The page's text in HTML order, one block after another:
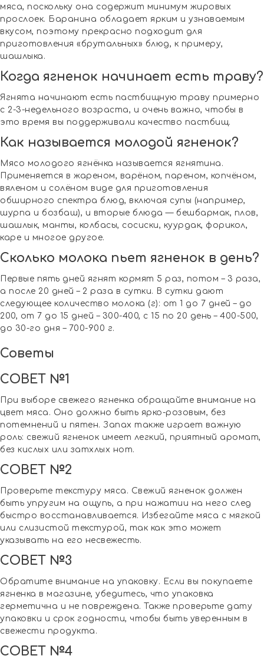
мяса, поскольку она содержит минимум жировых
прослоек. Баранина обладает ярким и узнаваемым
вкусом, поэтому прекрасно подходит для
приготовления «брутальных» блюд, к примеру,
шашлыка.
Когда ягненок начинает есть траву?
Ягнята начинают есть пастбищную траву примерно
с 2-3-недельного возраста, и очень важно, чтобы в
это время вы поддерживали качество пастбищ.
Как называется молодой ягненок?
Мясо молодого ягнёнка называется ягнятина.
Применяется в жареном, варёном, пареном, копчёном,
вяленом и солёном виде для приготовления
обширного спектра блюд, включая супы (например,
шурпа и бозбаш), и вторые блюда — бешбармак, плов,
шашлык, манты, колбасы, сосиски, куурдак, форикол,
каре и многое другое.
Сколько молока пьет ягненок в день?
Первые пять дней ягнят кормят 5 раз, потом – 3 раза,
а после 20 дней – 2 раза в сутки. В сутки дают
следующее количество молока (г): от 1 до 7 дней – до
200, от 7 до 15 дней – 300-400, с 15 по 20 день – 400-500,
до 30-го дня – 700-900 г.
Советы
СОВЕТ №1
При выборе свежего ягненка обращайте внимание на
цвет мяса. Оно должно быть ярко-розовым, без
потемнений и пятен. Запах также играет важную
роль: свежий ягненок имеет легкий, приятный аромат,
без кислых или затхлых нот.
СОВЕТ №2
Проверьте текстуру мяса. Свежий ягненок должен
быть упругим на ощупь, а при нажатии на него след
быстро восстанавливается. Избегайте мяса с мягкой
или слизистой текстурой, так как это может
указывать на его несвежесть.
СОВЕТ №3
Обратите внимание на упаковку. Если вы покупаете
ягненка в магазине, убедитесь, что упаковка
герметична и не повреждена. Также проверьте дату
упаковки и срок годности, чтобы быть уверенным в
свежести продукта.
СОВЕТ №4